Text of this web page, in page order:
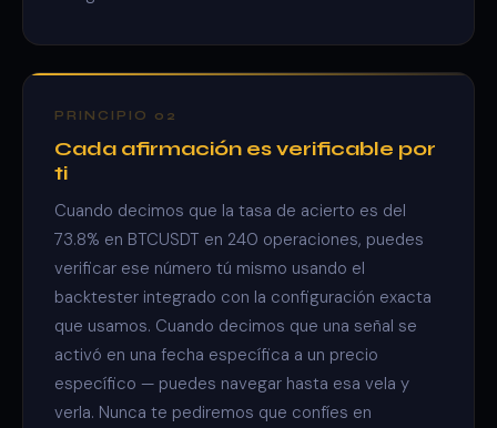
PRINCIPIO 02
Cada afirmación es verificable por
ti
Cuando decimos que la tasa de acierto es del
73.8% en BTCUSDT en 240 operaciones, puedes
verificar ese número tú mismo usando el
backtester integrado con la configuración exacta
que usamos. Cuando decimos que una señal se
activó en una fecha específica a un precio
específico — puedes navegar hasta esa vela y
verla. Nunca te pediremos que confíes en